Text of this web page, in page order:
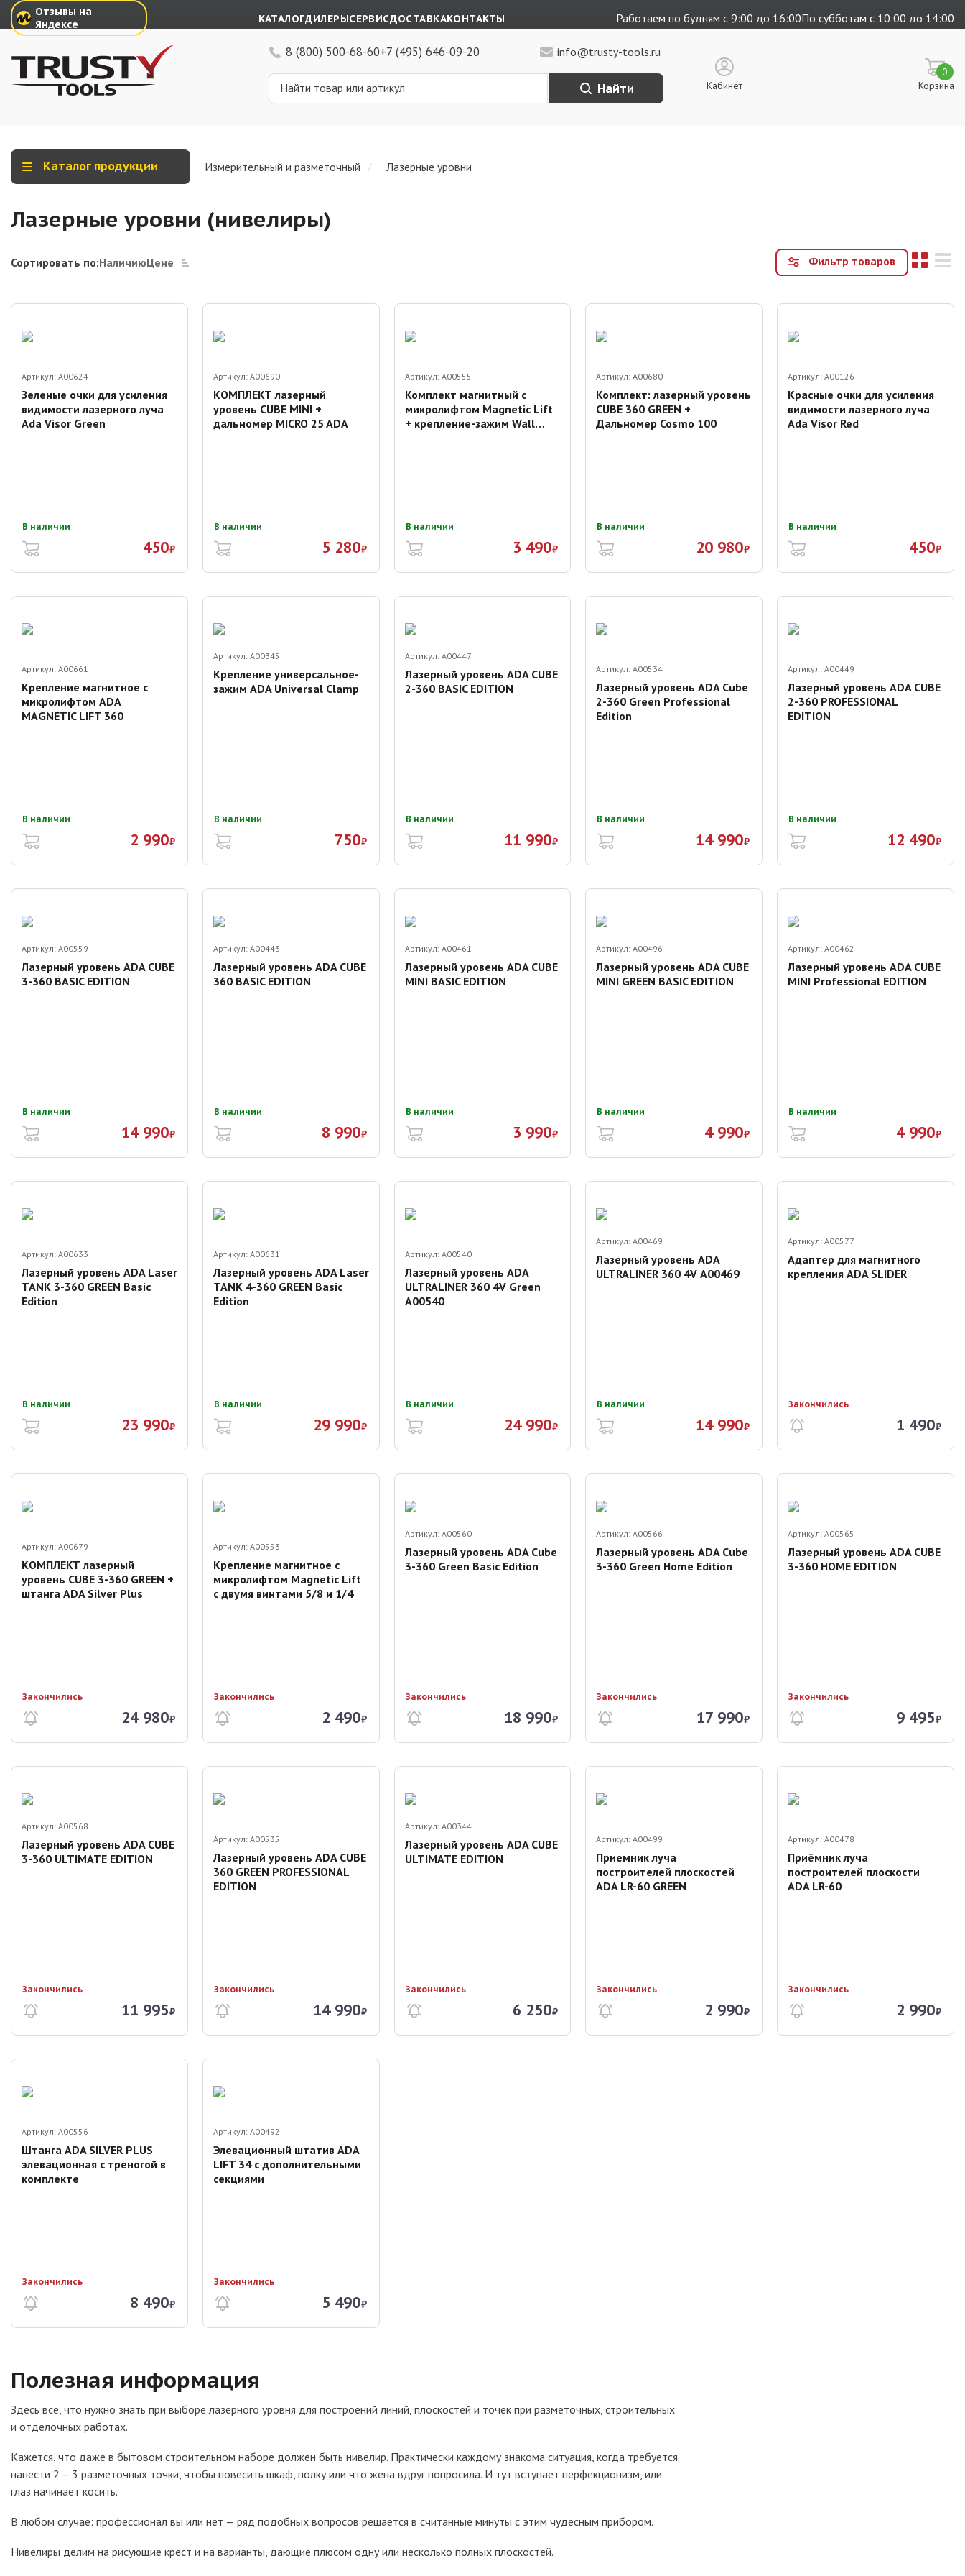
Отзывы на
Яндексе
КАТАЛОГДИЛЕРЫСЕРВИСДОСТАВКАКОНТАКТЫ Работаем по будням с 9:00 до 16:00По субботам с 10:00 до 14:00
8 (800) 500-68-60+7 (495) 646-09-20 info@trusty-tools.ru
Найти Кабинет Корзина
0
Каталог продукции Измерительный и разметочный Лазерные уровни
Лазерные уровни (нивелиры)
Сортировать по:НаличиюЦене Фильтр товаров
Артикул: A00624
Зеленые очки для усиления
видимости лазерного луча
Ada Visor Green
В наличии
450₽
Артикул: A00690
КОМПЛЕКТ лазерный
уровень CUBE MINI +
дальномер MICRO 25 ADA
В наличии
5 280₽
Артикул: A00555
Комплект магнитный с
микролифтом Magnetic Lift
+ крепление-зажим Wall
В наличии
3 490₽
Артикул:A00680
Комплект: лазерный уровень
CUBE 360 GREEN +
Дальномер Cosmo 100
В наличии
20 980₽
Артикул:A00126
Красные очки для усиления
видимости лазерного луча
Ada Visor Red
В наличии
450₽
Артикул: A00661
Крепление магнитное с
микролифтом ADA
MAGNETIC LIFT 360
В наличии
2 990₽
Артикул: A00345
Крепление универсальное-
зажим ADA Universal Clamp
В наличии
750₽
Артикул: A00447
Лазерный уровень ADA CUBE
2-360 BASIC EDITION
В наличии
11 990₽
Артикул:A00534
Лазерный уровень ADA Cube
2-360 Green Professional
Edition
В наличии
14 990₽
Артикул:A00449
Лазерный уровень ADA CUBE
2-360 PROFESSIONAL
EDITION
В наличии
12 490₽
Артикул: A00559
Лазерный уровень ADA CUBE
3-360 BASIC EDITION
В наличии
14 990₽
Артикул: A00443
Лазерный уровень ADA CUBE
360 BASIC EDITION
В наличии
8 990₽
Артикул: A00461
Лазерный уровень ADA CUBE
MINI BASIC EDITION
В наличии
3 990₽
Артикул:A00496
Лазерный уровень ADA CUBE
MINI GREEN BASIC EDITION
В наличии
4 990₽
Артикул:A00462
Лазерный уровень ADA CUBE
MINI Professional EDITION
В наличии
4 990₽
Артикул: A00633
Лазерный уровень ADA Laser
TANK 3-360 GREEN Basic
Edition
В наличии
23 990₽
Артикул: A00631
Лазерный уровень ADA Laser
TANK 4-360 GREEN Basic
Edition
В наличии
29 990₽
Артикул: A00540
Лазерный уровень ADA
ULTRALINER 360 4V Green
А00540
В наличии
24 990₽
Артикул:A00469
Лазерный уровень ADA
ULTRALINER 360 4V А00469
В наличии
14 990₽
Артикул:A00577
Адаптер для магнитного
крепления ADA SLIDER
Закончились
1 490₽
Артикул: A00679
КОМПЛЕКТ лазерный
уровень CUBE 3-360 GREEN +
штанга ADA Silver Plus
Закончились
24 980₽
Артикул: A00553
Крепление магнитное с
микролифтом Magnetic Lift
с двумя винтами 5/8 и 1/4
Закончились
2 490₽
Артикул: A00560
Лазерный уровень ADA Cube
3-360 Green Basic Edition
Закончились
18 990₽
Артикул:A00566
Лазерный уровень ADA Cube
3-360 Green Home Edition
Закончились
17 990₽
Артикул:A00565
Лазерный уровень ADA CUBE
3-360 HOME EDITION
Закончились
9 495₽
Артикул: A00568
Лазерный уровень ADA CUBE
3-360 ULTIMATE EDITION
Закончились
11 995₽
Артикул: A00535
Лазерный уровень ADA CUBE
360 GREEN PROFESSIONAL
EDITION
Закончились
14 990₽
Артикул: A00344
Лазерный уровень ADA CUBE
ULTIMATE EDITION
Закончились
6 250₽
Артикул:A00499
Приемник луча
построителей плоскостей
ADA LR-60 GREEN
Закончились
2 990₽
Артикул:A00478
Приёмник луча
построителей плоскости
ADA LR-60
Закончились
2 990₽
Артикул: A00556
Штанга ADA SILVER PLUS
элевационная с треногой в
комплекте
Закончились
8 490₽
Артикул: A00492
Элевационный штатив ADA
LIFT 34 с дополнительными
секциями
Закончились
5 490₽
Полезная информация
Здесь всё, что нужно знать при выборе лазерного уровня для построений линий, плоскостей и точек при разметочных, строительных
и отделочных работах.
Кажется, что даже в бытовом строительном наборе должен быть нивелир. Практически каждому знакома ситуация, когда требуется
нанести 2 – 3 разметочных точки, чтобы повесить шкаф, полку или что жена вдруг попросила. И тут вступает перфекционизм, или
глаз начинает косить.
В любом случае: профессионал вы или нет — ряд подобных вопросов решается в считанные минуты с этим чудесным прибором.
Нивелиры делим на рисующие крест и на варианты, дающие плюсом одну или несколько полных плоскостей.